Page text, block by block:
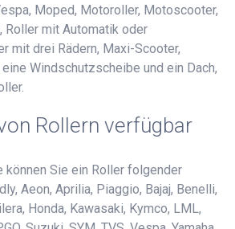
Moped, Motoroller, Motoscooter,
Roller mit Automatik oder
mit drei Rädern, Maxi-Scooter,
Windschutzscheibe und ein Dach,
Rollern verfügbar
können Sie ein Roller folgender
Aeon, Aprilia, Piaggio, Bajaj, Benelli,
Honda, Kawasaki, Kymco, LML,